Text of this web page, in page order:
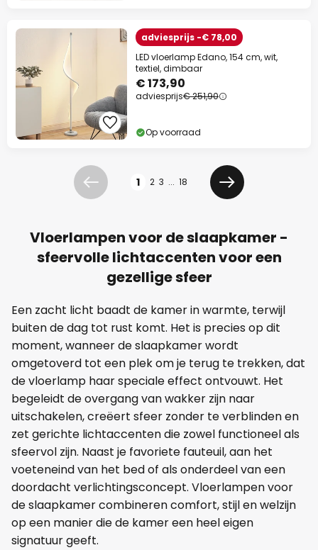
adviesprijs -€ 78,00
LED vloerlamp Edano, 154 cm, wit,
textiel, dimbaar
€ 173,90
adviesprijs€ 251,90
Op voorraad
Vorige 1 2 3 ... 18
Volgende
Vloerlampen voor de slaapkamer -
sfeervolle lichtaccenten voor een
gezellige sfeer
Een zacht licht baadt de kamer in warmte, terwijl
buiten de dag tot rust komt. Het is precies op dit
moment, wanneer de slaapkamer wordt
omgetoverd tot een plek om je terug te trekken, dat
de vloerlamp haar speciale effect ontvouwt. Het
begeleidt de overgang van wakker zijn naar
uitschakelen, creëert sfeer zonder te verblinden en
zet gerichte lichtaccenten die zowel functioneel als
sfeervol zijn. Naast je favoriete fauteuil, aan het
voeteneind van het bed of als onderdeel van een
doordacht verlichtingsconcept. Vloerlampen voor
de slaapkamer combineren comfort, stijl en welzijn
op een manier die de kamer een heel eigen
signatuur geeft.